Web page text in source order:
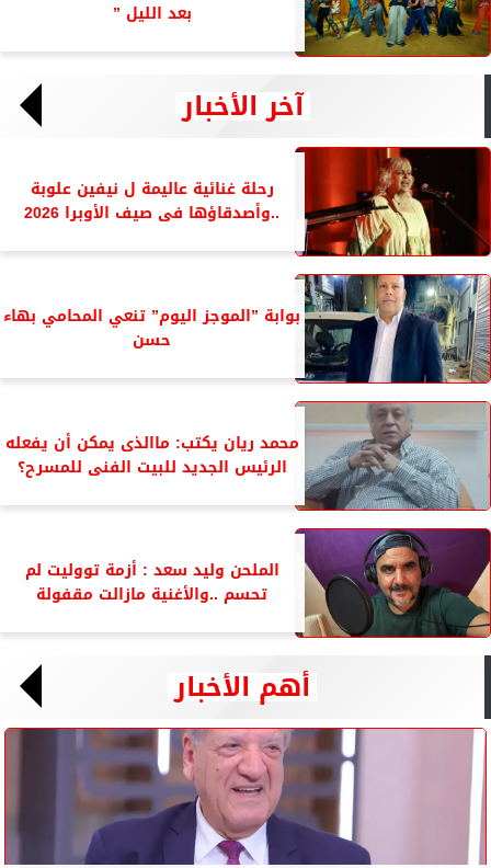
بعد الليل ”
آخر الأخبار
رحلة غنائية عاليمة ل نيفين علوبة
..وأصدقاؤها فى صيف الأوبرا 2026
بوابة ”الموجز اليوم” تنعي المحامي بهاء
حسن
محمد ريان يكتب: ماالذى يمكن أن يفعله
الرئيس الجديد للبيت الفنى للمسرح؟
الملحن وليد سعد : أزمة تووليت لم
تحسم ..والأغنية مازالت مقفولة
أهم الأخبار